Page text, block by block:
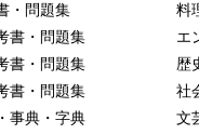
・問題集
書・問題集
書・問題集
書・問題集
事典・字典
料
エ
歴
社
文